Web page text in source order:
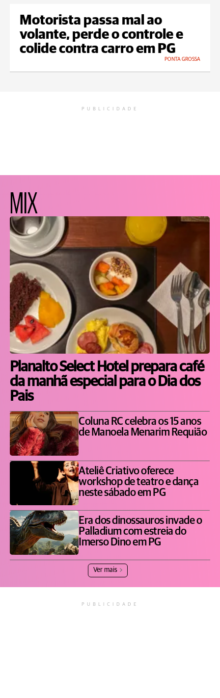
Motorista passa mal ao
volante, perde o controle e
colide contra carro em PG
PONTA GROSSA
PUBLICIDADE
MIX
Planalto Select Hotel prepara café
da manhã especial para o Dia dos
Pais
Coluna RC celebra os 15 anos
de Manoela Menarim Requião
Ateliê Criativo oferece
workshop de teatro e dança
neste sábado em PG
Era dos dinossauros invade o
Palladium com estreia do
Imerso Dino em PG
Ver mais
PUBLICIDADE